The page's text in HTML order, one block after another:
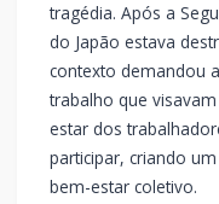
tragédia. Após a
do Japão estava
contexto demandou
trabalho que
estar dos
participar, criando
bem-estar coletivo.